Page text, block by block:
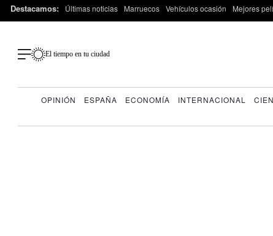
Destacamos: Últimas noticias Marruecos Vehículos ocasión Mejores
El tiempo en tu ciudad
OPINIÓN ESPAÑA ECONOMÍA INTERNACIONAL